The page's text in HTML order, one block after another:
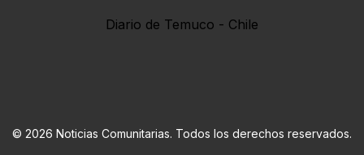
Diario de Temuco - Chile